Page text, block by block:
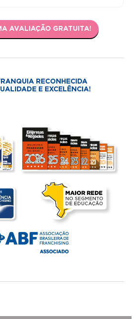
AVALIAÇÃO GRATUITA!
RECONHECIDA
E EXCELÊNCIA!